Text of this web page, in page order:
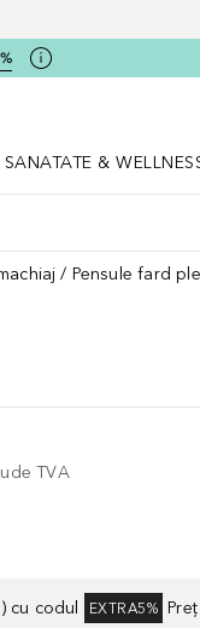
SANATATE &
Pensule fard
TVA
cu codul EXTRA5%